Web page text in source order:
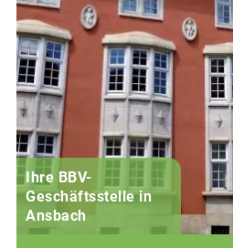
Ihre BBV-
Geschäftsstelle in
Ansbach